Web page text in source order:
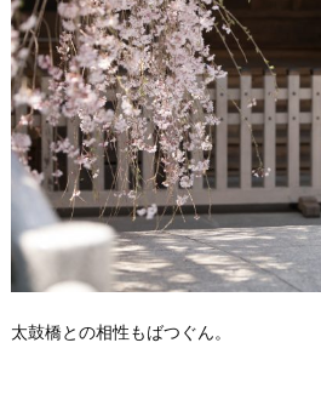
太鼓橋との相性もばつぐん。